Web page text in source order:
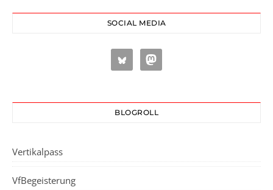
SOCIAL MEDIA
BLOGROLL
Vertikalpass
VfBegeisterung